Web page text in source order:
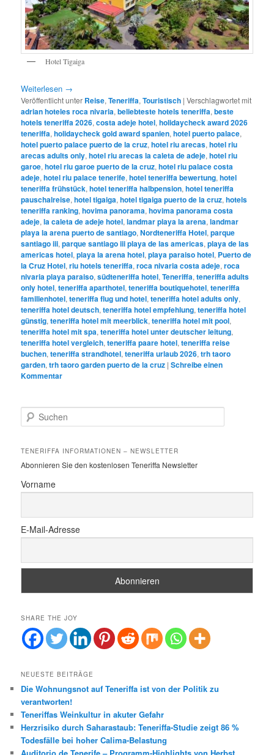
Hotel Tigaiga
Weiterlesen →
Veröffentlicht unter Reise,Teneriffa,Touristisch |Verschlagwortet mit
adrian hoteles roca nivaria,beliebteste hotels teneriffa,beste
hotels teneriffa 2026,costa adeje hotel,holidaycheck award 2026
teneriffa,holidaycheck gold award spanien,hotel puerto palace,
hotel puerto palace puerto de la cruz,hotel riu arecas,hotel riu
arecas adults only,hotel riu arecas la caleta de adeje,hotel riu
garoe,hotel riu garoe puerto de la cruz,hotel riu palace costa
adeje,hotel riu palace tenerife,hotel teneriffa bewertung,hotel
teneriffa frühstück,hotel teneriffa halbpension,hotel teneriffa
pauschalreise,hotel tigaiga,hotel tigaiga puerto de la cruz,hotels
teneriffa ranking,hovima panorama,hovima panorama costa
adeje,la caleta de adeje hotel,landmar playa la arena,landmar
playa la arena puerto de santiago,Nordteneriffa Hotel,parque
santiago iii,parque santiago iii playa de las americas,playa de las
americas hotel,playa la arena hotel,playa paraiso hotel, Puerto de
la Cruz Hotel,riu hotels teneriffa,roca nivaria costa adeje,roca
nivaria playa paraiso,südteneriffa hotel,Teneriffa,teneriffa adults
only hotel,teneriffa aparthotel,teneriffa boutiquehotel,teneriffa
familienhotel,teneriffa flug und hotel,teneriffa hotel adults only,
teneriffa hotel deutsch,teneriffa hotel empfehlung,teneriffa hotel
günstig,teneriffa hotel mit meerblick,teneriffa hotel mit pool,
teneriffa hotel mit spa,teneriffa hotel unter deutscher leitung,
teneriffa hotel vergleich,teneriffa paare hotel,teneriffa reise
buchen,teneriffa strandhotel,teneriffa urlaub 2026,trh taoro
garden,trh taoro garden puerto de la cruz |Schreibe einen
Kommentar
u
h
n
TENERIFFA INFORMATIONEN – NEWSLETTER
Abonnieren Sie den kostenlosen Teneriffa Newsletter
Vorname
E-Mail-Adresse
SHARE THE JOY
NEUESTE BEITRÄGE
Die Wohnungsnot auf Teneriffa ist von der Politik zu
verantworten!
Teneriffas Weinkultur in akuter Gefahr
Herzrisiko durch Saharastaub: Teneriffa-Studie zeigt 86 %
Todesfälle bei hoher Calima-Belastung